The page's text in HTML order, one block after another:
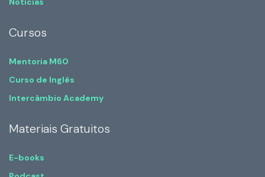
Cursos
Mentoria M60
Curso de Inglês
Intercâmbio Academy
Materiais Gratuitos
E-books